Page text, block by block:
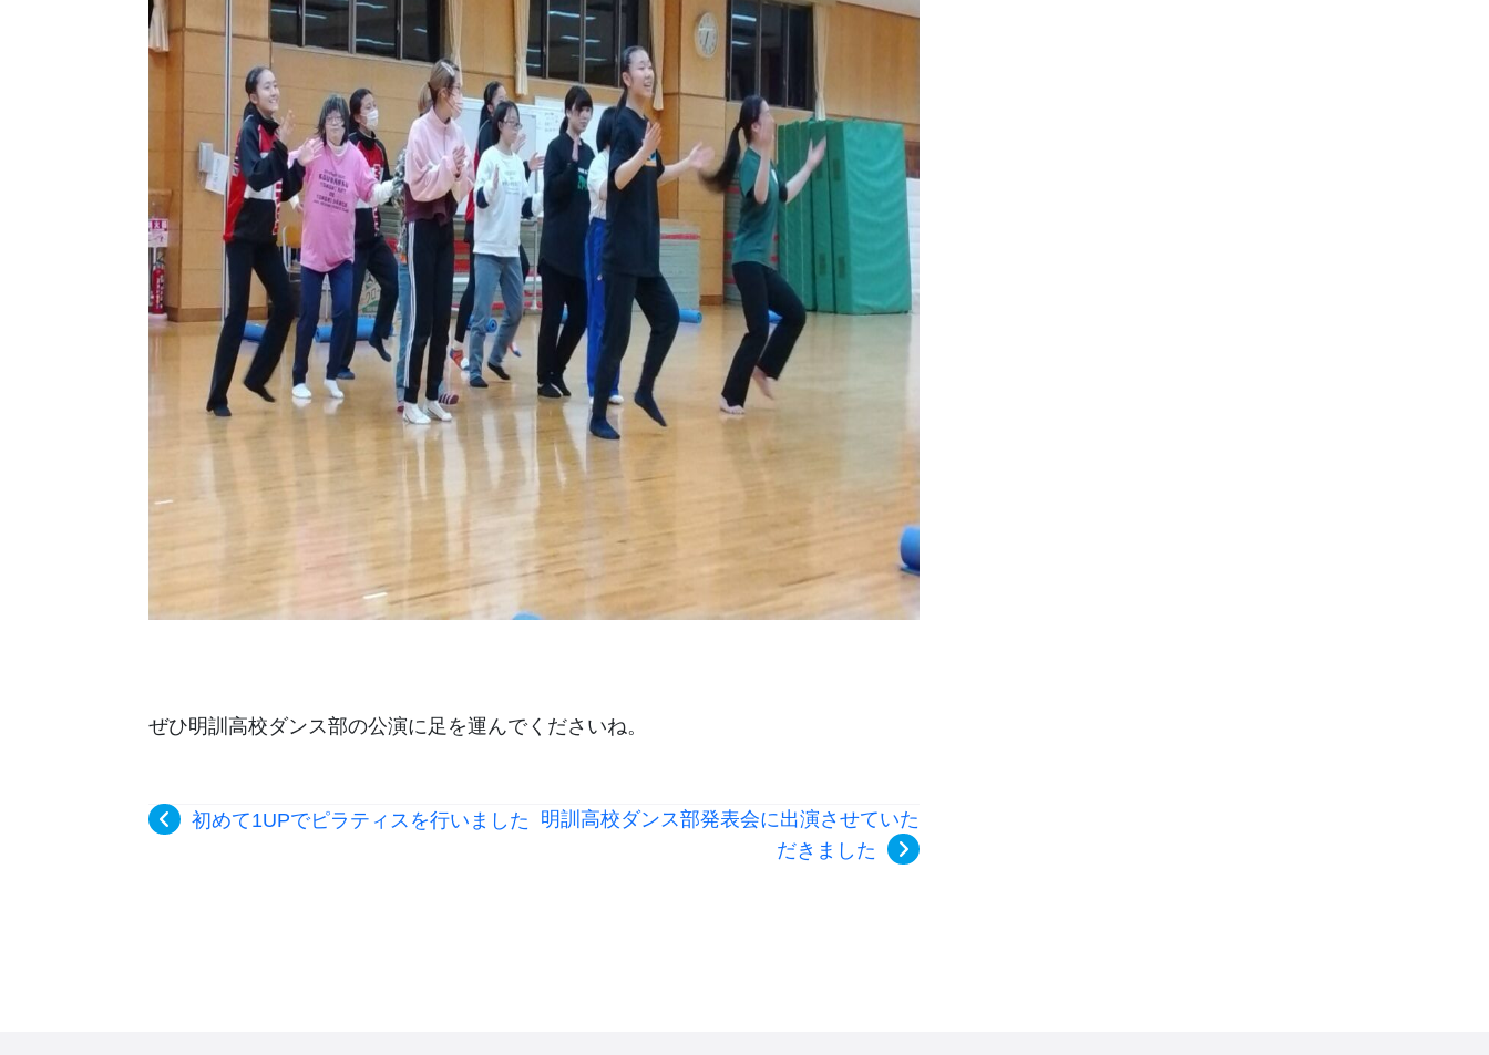
ぜひ明訓高校ダンス部の公演に足を運んでくださいね。
初めて1UPでピラティスを行いました
明訓高校ダンス部発表会に出演させていた
だきました